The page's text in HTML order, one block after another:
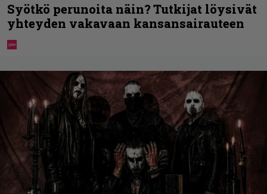
Syötkö perunoita näin? Tutkijat löysivät
yhteyden vakavaan kansansairauteen